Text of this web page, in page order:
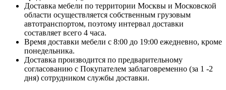
Доставка мебели по территории Москвы и Московской
области осуществляется собственным грузовым
автотранспортом, поэтому интервал доставки
составляет всего 4 часа.
Время доставки мебели с 8:00 до 19:00 ежедневно, кроме
понедельника.
Доставка производится по предварительному
согласованию с Покупателем заблаговременно (за 1 -2
дня) сотрудником службы доставки.